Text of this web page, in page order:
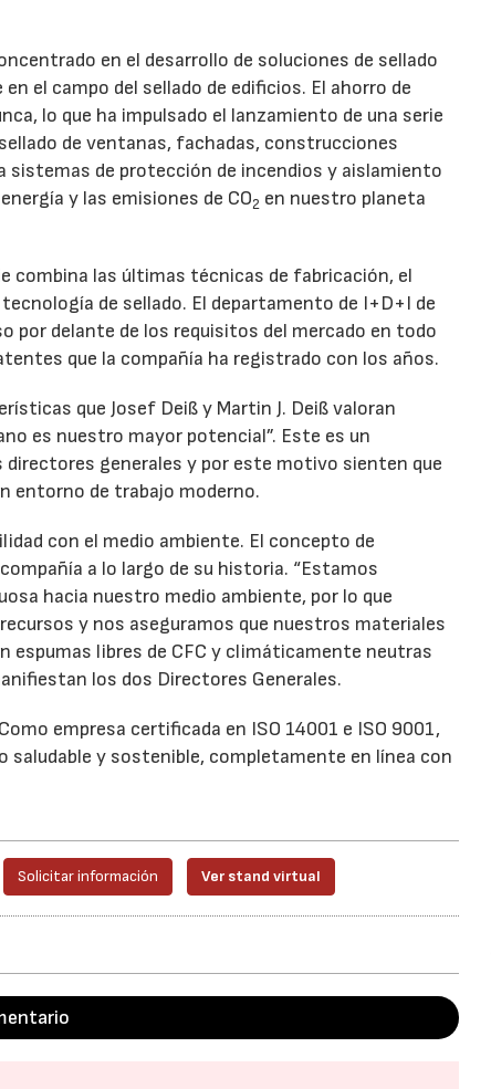
en el desarrollo de soluciones de sellado
el campo del sellado de edificios. El ahorro de
lo que ha impulsado el lanzamiento de una serie
de ventanas, fachadas, construcciones
sistemas de protección de incendios y aislamiento
y las emisiones de CO2 en nuestro planeta
combina las últimas técnicas de fabricación, el
de sellado. El departamento de I+D+I de
por delante de los requisitos del mercado en todo
que la compañía ha registrado con los años.
que Josef Deiß y Martin J. Deiß valoran
es nuestro mayor potencial”. Este es un
generales y por este motivo sienten que
entorno de trabajo moderno.
con el medio ambiente. El concepto de
a lo largo de su historia. “Estamos
hacia nuestro medio ambiente, por lo que
y nos aseguramos que nuestros materiales
espumas libres de CFC y climáticamente neutras
los dos Directores Generales.
empresa certificada en ISO 14001 e ISO 9001,
saludable y sostenible, completamente en línea con
Solicitar información Ver stand virtual
21/07/2026 28/07/2026